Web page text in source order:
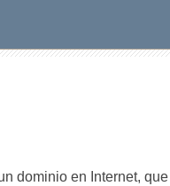
dominio en Internet,